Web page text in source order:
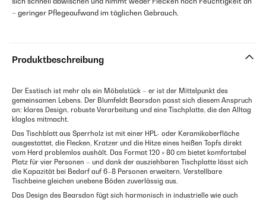
– geringer Pflegeaufwand im täglichen Gebrauch.
Produktbeschreibung
Der Esstisch ist mehr als ein Möbelstück – er ist der Mittelpunkt des
gemeinsamen Lebens. Der Blumfeldt Bearsdon passt sich diesem Anspruch
an: klares Design, robuste Verarbeitung und eine Tischplatte, die den Alltag
klaglos mitmacht.
Das Tischblatt aus Sperrholz ist mit einer HPL- oder Keramikoberfläche
ausgestattet, die Flecken, Kratzer und die Hitze eines heißen Topfs direkt
vom Herd problemlos aushält. Das Format 120 × 80 cm bietet komfortabel
Platz für vier Personen – und dank der ausziehbaren Tischplatte lässt sich
die Kapazität bei Bedarf auf 6–8 Personen erweitern. Verstellbare
Tischbeine gleichen unebene Böden zuverlässig aus.
Das Design des Bearsdon fügt sich harmonisch in industrielle wie auch